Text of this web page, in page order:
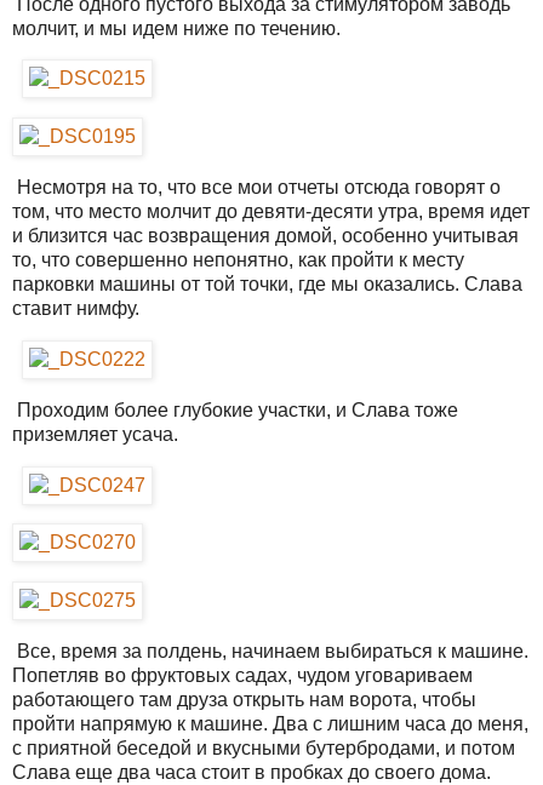
молчит, и мы идем ниже по течению.
Несмотря на то, что все мои отчеты отсюда говорят о
том, что место молчит до девяти-десяти утра, время идет
и близится час возвращения домой, особенно учитывая
то, что совершенно непонятно, как пройти к месту
парковки машины от той точки, где мы оказались. Слава
ставит нимфу.
Проходим более глубокие участки, и Слава тоже
приземляет усача.
Все, время за полдень, начинаем выбираться к машине.
Попетляв во фруктовых садах, чудом уговариваем
работающего там друза открыть нам ворота, чтобы
пройти напрямую к машине. Два с лишним часа до меня,
с приятной беседой и вкусными бутербродами, и потом
Слава еще два часа стоит в пробках до своего дома.